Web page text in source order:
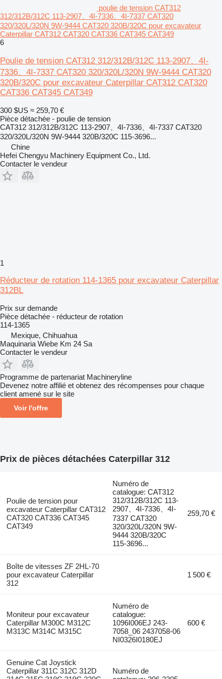
poulie de tension CAT312
312/312B/312C 113-2907、4I-7336、4I-7337 CAT320
320/320L/320N 9W-9444 CAT320 320B/320C pour excavateur
Caterpillar CAT312 CAT320 CAT336 CAT345 CAT349
6
Poulie de tension CAT312 312/312B/312C 113-2907、4I-
7336、4I-7337 CAT320 320/320L/320N 9W-9444 CAT320
320B/320C pour excavateur Caterpillar CAT312 CAT320
CAT336 CAT345 CAT349
300 $US ≈ 259,70 €
Pièce détachée - poulie de tension
CAT312 312/312B/312C 113-2907、4I-7336、4I-7337 CAT320
320/320L/320N 9W-9444 320B/320C 115-3696...
Chine
Hefei Chengyu Machinery Equipment Co., Ltd.
Contacter le vendeur
1
Réducteur de rotation 114-1365 pour excavateur Caterpillar
312BL
Prix sur demande
Pièce détachée - réducteur de rotation
114-1365
Mexique, Chihuahua
Maquinaria Wiebe Km 24 Sa
Contacter le vendeur
Programme de partenariat Machineryline
Devenez notre affilié et obtenez des récompenses pour chaque
client amené sur le site
Voir l'offre
Prix de pièces détachées Caterpillar 312
Poulie de tension pour
excavateur Caterpillar CAT312
CAT320 CAT336 CAT345
CAT349
Numéro de
catalogue: CAT312
312/312B/312C 113-
2907、4I-7336、4I-
7337 CAT320
320/320L/320N 9W-
9444 320B/320C
115-3696...
259,70 €
Boîte de vitesses ZF 2HL-70
pour excavateur Caterpillar
312
1 500 €
Moniteur pour excavateur
Caterpillar M300C M312C
M313C M314C M315C
Numéro de
catalogue:
1096I006EJ 243-
7058_06 2437058-06
NI0326I0180EJ
600 €
Genuine Cat Joystick
Caterpillar 311C 312C 312D
Numéro de